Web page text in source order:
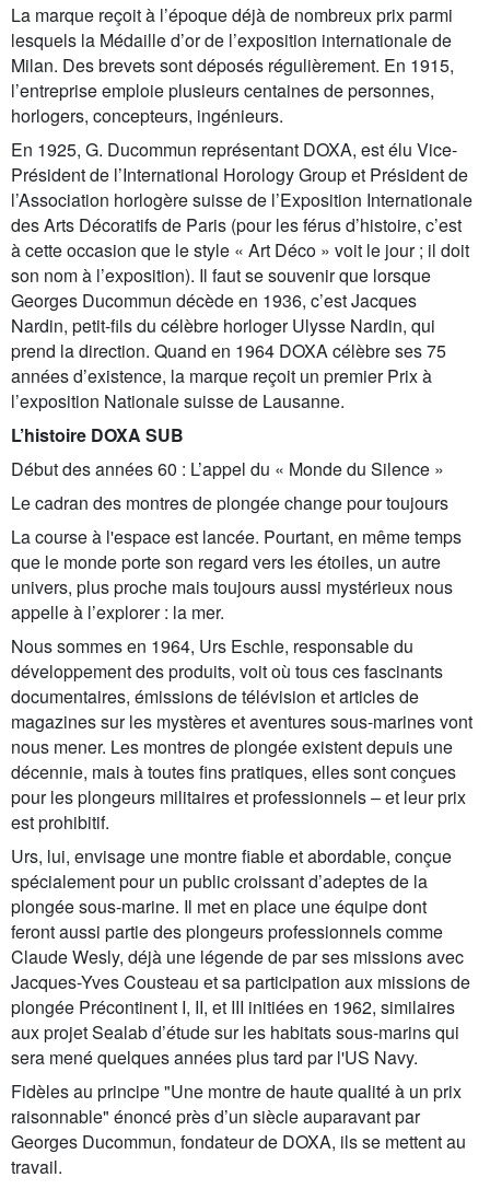
La marque reçoit à l’époque déjà de nombreux prix parmi
lesquels la Médaille d’or de l’exposition internationale de
Milan. Des brevets sont déposés régulièrement. En 1915,
l’entreprise emploie plusieurs centaines de personnes,
horlogers, concepteurs, ingénieurs.
En 1925, G. Ducommun représentant DOXA, est élu Vice-
Président de l’International Horology Group et Président de
l’Association horlogère suisse de l’Exposition Internationale
des Arts Décoratifs de Paris (pour les férus d’histoire, c’est
à cette occasion que le style « Art Déco » voit le jour ; il doit
son nom à l’exposition). Il faut se souvenir que lorsque
Georges Ducommun décède en 1936, c’est Jacques
Nardin, petit-fils du célèbre horloger Ulysse Nardin, qui
prend la direction. Quand en 1964 DOXA célèbre ses 75
années d’existence, la marque reçoit un premier Prix à
l’exposition Nationale suisse de Lausanne.
L’histoire DOXA SUB
Début des années 60 : L’appel du « Monde du Silence »
Le cadran des montres de plongée change pour toujours
La course à l'espace est lancée. Pourtant, en même temps
que le monde porte son regard vers les étoiles, un autre
univers, plus proche mais toujours aussi mystérieux nous
appelle à l’explorer : la mer.
Nous sommes en 1964, Urs Eschle, responsable du
développement des produits, voit où tous ces fascinants
documentaires, émissions de télévision et articles de
magazines sur les mystères et aventures sous-marines vont
nous mener. Les montres de plongée existent depuis une
décennie, mais à toutes fins pratiques, elles sont conçues
pour les plongeurs militaires et professionnels – et leur prix
est prohibitif.
Urs, lui, envisage une montre fiable et abordable, conçue
spécialement pour un public croissant d’adeptes de la
plongée sous-marine. Il met en place une équipe dont
feront aussi partie des plongeurs professionnels comme
Claude Wesly, déjà une légende de par ses missions avec
Jacques-Yves Cousteau et sa participation aux missions de
plongée Précontinent I, II, et III initiées en 1962, similaires
aux projet Sealab d’étude sur les habitats sous-marins qui
sera mené quelques années plus tard par l'US Navy.
Fidèles au principe "Une montre de haute qualité à un prix
raisonnable" énoncé près d’un siècle auparavant par
Georges Ducommun, fondateur de DOXA, ils se mettent au
travail.